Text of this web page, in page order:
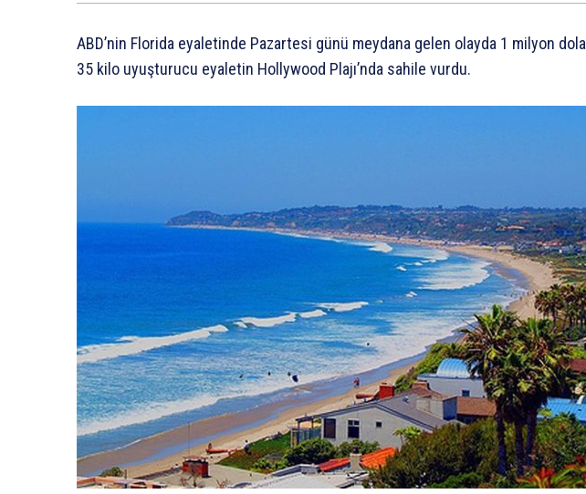
ABD’nin Florida eyaletinde Pazartesi günü meydana gelen olayda 1 milyon
35 kilo uyuşturucu eyaletin Hollywood Plajı’nda sahile vurdu.